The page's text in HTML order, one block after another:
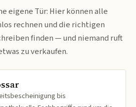
eigene Tür: Hier können alle
rechnen und die richtigen
finden — und niemand ruft
zu verkaufen.
bis